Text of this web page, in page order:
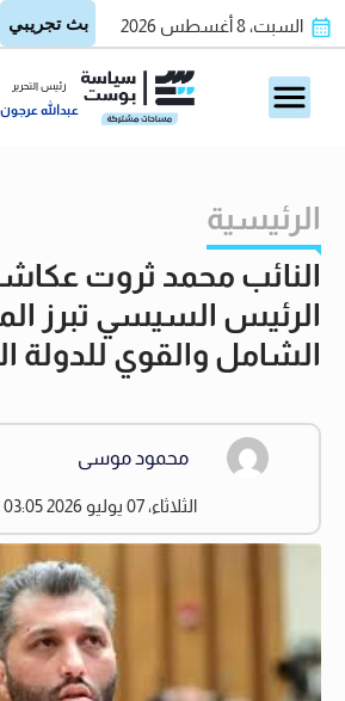
السبت، 8 أغسطس 2026
رئيس التحرير
عبدالله عرجون
الرئيسية
النائب محمد ثروت
الرئيس السيسي تبرز
الشامل والقوي للدولة
محمود موسى
الثلاثاء، 07 يوليو 2026 03:05 مساءً